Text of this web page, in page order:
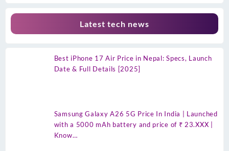
Latest tech news
Best iPhone 17 Air Price in Nepal: Specs, Launch
Date & Full Details [2025]
Samsung Galaxy A26 5G Price In India | Launched
with a 5000 mAh battery and price of ₹ 23.XXX |
Know…